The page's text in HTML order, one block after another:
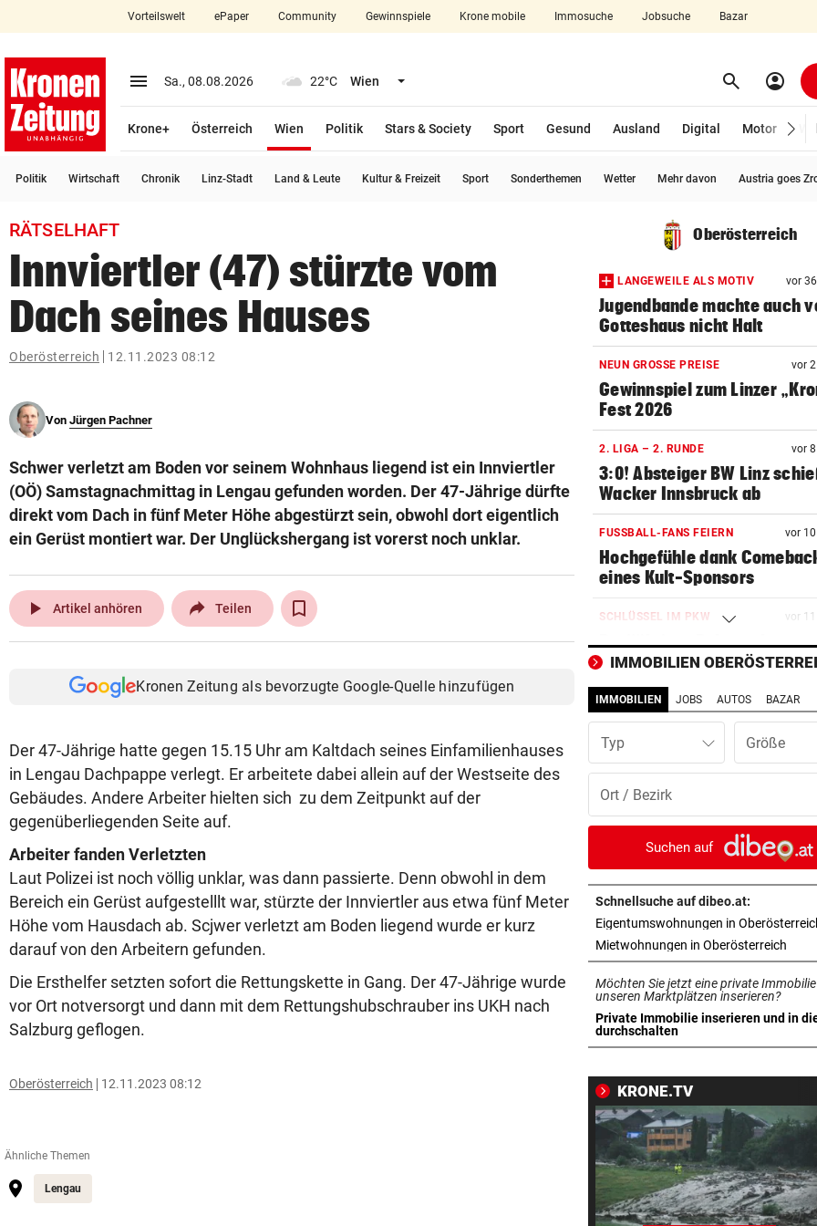
closeSchließen
account_circle Anmelden
arrow_right
search
Suchbegriff
eingeben
© Krone Multimedia GmbH & Co KG 2026
Vorteilswelt ePaper Community Gewinnspiele Krone mobile Immosuche Jobsuche Bazar
menu Menü aufklappen
Sa., 08.08.2026 22°C Wien Menü aufklappen search Suchen
account_circle
Krone+ Österreich Wien
Politik
Stars & Society Sport Gesund Ausland Digital Motor
Politik Wirtschaft Chronik Linz-Stadt Land & Leute Kultur & Freizeit Sport Sonderthemen Wetter Mehr davon Austria goes
RÄTSELHAFT
Innviertler (47) stürzte vom
Dach seines Hauses
Oberösterreich 12.11.2023 08:12
Von Jürgen Pachner
Schwer verletzt am Boden vor seinem Wohnhaus liegend ist ein Innviertler
(OÖ) Samstagnachmittag in Lengau gefunden worden. Der 47-Jährige dürfte
direkt vom Dach in fünf Meter Höhe abgestürzt sein, obwohl dort eigentlich
ein Gerüst montiert war. Der Unglückshergang ist vorerst noch unklar.
play_arrow Artikel anhören Teilen
Kronen Zeitung als bevorzugte Google-Quelle hinzufügen
Der 47-Jährige hatte gegen 15.15 Uhr am Kaltdach seines Einfamilienhauses
in Lengau Dachpappe verlegt. Er arbeitete dabei allein auf der Westseite des
Gebäudes. Andere Arbeiter hielten sich zu dem Zeitpunkt auf der
gegenüberliegenden Seite auf.
Arbeiter fanden Verletzten
Laut Polizei ist noch völlig unklar, was dann passierte. Denn obwohl in dem
Bereich ein Gerüst aufgestelllt war, stürzte der Innviertler aus etwa fünf Meter
Höhe vom Hausdach ab. Scjwer verletzt am Boden liegend wurde er kurz
darauf von den Arbeitern gefunden.
Die Ersthelfer setzten sofort die Rettungskette in Gang. Der 47-Jährige wurde
vor Ort notversorgt und dann mit dem Rettungshubschrauber ins UKH nach
Salzburg geflogen.
Oberösterreich 12.11.2023 08:12
Ähnliche Themen
Lengau
Oberösterreich
LANGEWEILE ALS MOTIV vor
Jugendbande machte auch
Gotteshaus nicht Halt
NEUN GROSSE PREISE vor
Gewinnspiel zum Linzer
Fest 2026
2. LIGA – 2. RUNDE vor
3:0! Absteiger BW Linz
Wacker Innsbruck ab
FUSSBALL-FANS FEIERN vor
Hochgefühle dank
eines Kult-Sponsors
SCHLÜSSEL IM PKW vor
Dreijähriger Bub wurde aus
heißem Auto gerettet
ZANK WÄHREND FERIEN vor 14
Geschwister: Warum jetzt
die Fetzen fliegen
vor
reagierten die Vereine
ABER KEIN MORDVERSUCH vor
Messerstecher muss für zwei
Jahre ins Gefängnis
REKORDMONAT FÜR RETTER vor 16
Seit Wochen kein einziger
ohne Bergeinsatz
ERHÖHTE WERTE:
geschlossen werden
OBERÖSTERREICH vor 18
„Wer will mich?“: Diese Tiere
haben kein Zuhause
FEUERWEHR-AUSSTATTER vor
IMMOBILIEN
IMMOBILIEN JOBS AUTOS BAZAR
Typ
Suchen auf
Schnellsuche auf dibeo.at:
Eigentumswohnungen in
Mietwohnungen in Oberösterreich
Möchten Sie jetzt eine private
unseren Marktplätzen inserieren?
Private Immobilie inserieren und in
durchschalten
in neuem Tab öffnen
KRONE.TV